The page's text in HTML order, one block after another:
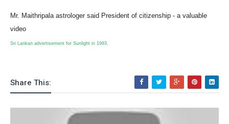
Mr. Maithripala astrologer said President of citizenship - a valuable
video
Sri Lankan advertisement for Sunlight in 1993.
Share This: